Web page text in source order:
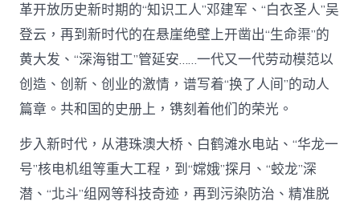
革开放历史新时期的“知识工人”邓建军、“白衣圣人”吴
登云，再到新时代的在悬崖绝壁上开凿出“生命渠”的
黄大发、“深海钳工”管延安……一代又一代劳动模范以
创造、创新、创业的激情，谱写着“换了人间”的动人
篇章。共和国的史册上，镌刻着他们的荣光。
步入新时代，从港珠澳大桥、白鹤滩水电站、“华龙一
号”核电机组等重大工程，到“嫦娥”探月、“蛟龙”深
潜、“北斗”组网等科技奇迹，再到污染防治、精准脱